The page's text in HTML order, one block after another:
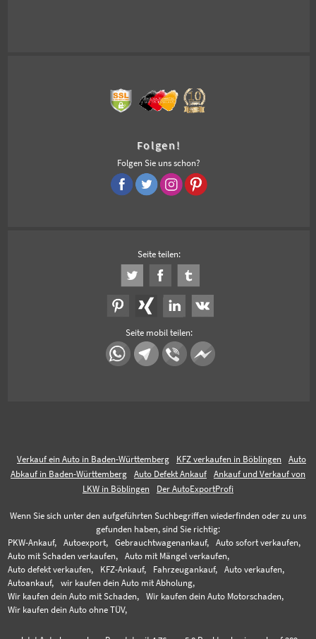
Folgen!
Folgen Sie uns schon?
Seite teilen:
Seite mobil teilen:
Verkauf ein Auto in Baden-Württemberg KFZ verkaufen in Böblingen
Auto
Abkauf in Baden-Württemberg
Auto Defekt Ankauf
Ankauf und Verkauf von
LKW in Böblingen
Der AutoExportProfi
Wenn Sie sich unter den aufgeführten Suchbegriffen wiederfinden oder zu uns
gefunden haben, sind Sie richtig:
PKW-Ankauf,
Autoexport, Gebrauchtwagenankauf,
Auto sofort verkaufen,
Auto mit Schaden verkaufen,
Auto mit Mängel verkaufen,
Auto defekt verkaufen,
KFZ-Ankauf, Fahrzeugankauf,
Auto verkaufen,
Autoankauf,
wir kaufen dein Auto mit Abholung,
Wir kaufen dein Auto mit Schaden,
Wir kaufen dein Auto Motorschaden,
Wir kaufen dein Auto ohne TÜV,